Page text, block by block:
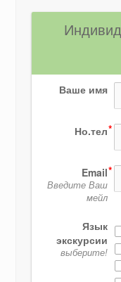
Ваше имя
Но.тел
Email
Введите Ваш
мейл
Язык
экскурсии
выберите!